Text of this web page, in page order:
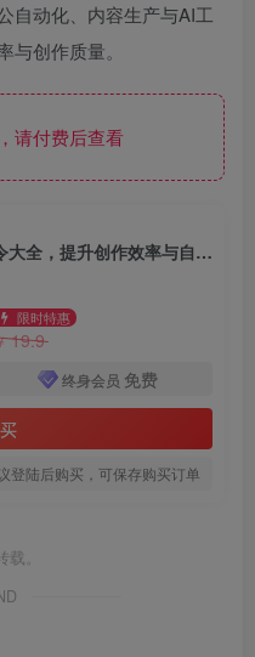
自动化、内容生产与AI工
创作质量。
请付费后查看
deepseek100+款高效实用AI指令大全，提升创作效率与自动化能力必备合集
限时特惠
19.9
终身会员 免费
登陆后购买，可保存购买订单
。